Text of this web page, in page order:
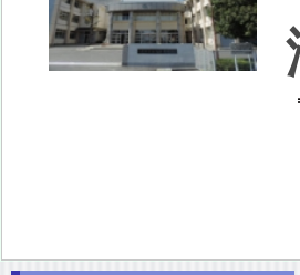
〒514-0821 三重
「学び追求する子ども
「心豊かでたくま